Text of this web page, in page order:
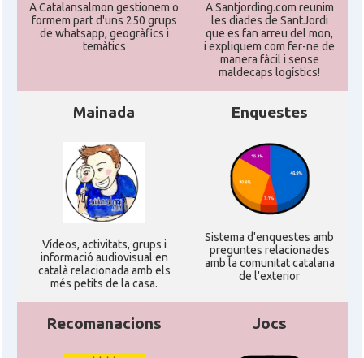
A Catalansalmon gestionem o
formem part d'uns 250 grups
de whatsapp, geogràfics i
temàtics
A Santjording.com reunim
les diades de SantJordi
que es fan arreu del mon,
i expliquem com fer-ne de
manera fàcil i sense
maldecaps logí­stics!
Mainada
Ví­deos, activitats, grups i
informació audiovisual en
català relacionada amb els
més petits de la casa.
Enquestes
Sistema d'enquestes amb
preguntes relacionades
amb la comunitat catalana
de l'exterior
Recomanacions Jocs